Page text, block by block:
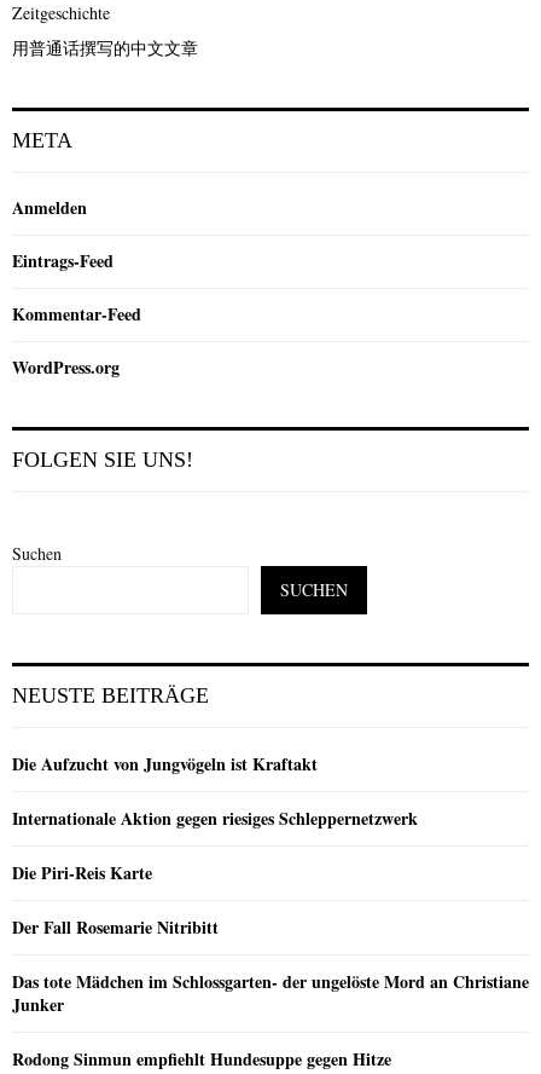
Zeitgeschichte
用普通话撰写的中文文章
META
Anmelden
Eintrags-Feed
Kommentar-Feed
WordPress.org
FOLGEN SIE UNS!
Suchen
SUCHEN
NEUSTE BEITRÄGE
Die Aufzucht von Jungvögeln ist Kraftakt
Internationale Aktion gegen riesiges Schleppernetzwerk
Die Piri-Reis Karte
Der Fall Rosemarie Nitribitt
Das tote Mädchen im Schlossgarten- der ungelöste Mord an Christiane
Junker
Rodong Sinmun empfiehlt Hundesuppe gegen Hitze